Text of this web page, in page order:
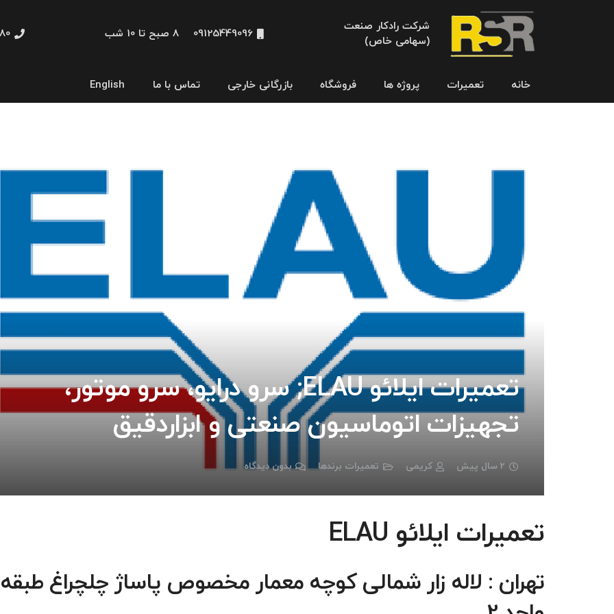
شرکت رادکار صنعت
(سهامی خاص)
09125449096 8 صبح تا 10 شب
خانه تعمیرات پروژه ها فروشگاه بازرگانی خارجی تماس با ما English
تعمیرات ایلائو ELAU; سرو درایو، سرو موتور،
تجهیزات اتوماسیون صنعتی و ابزاردقیق
2 سال پیش کریمی تعمیرات برندها بدون دیدگاه
تعمیرات ایلائو ELAU